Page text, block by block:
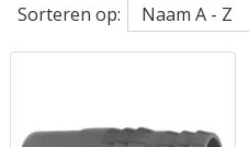
Sorteren op: